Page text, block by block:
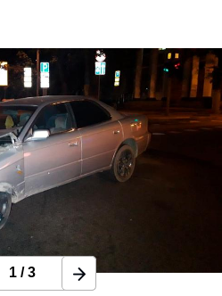
1 /3